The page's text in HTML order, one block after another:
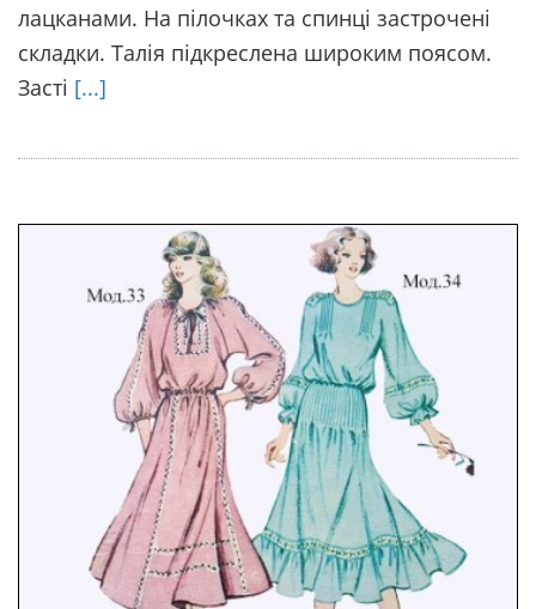
лацканами. На пілочках та спинці застрочені
складки. Талія підкреслена широким поясом.
Засті [...]